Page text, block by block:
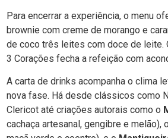
Para encerrar a experiência, o menu
brownie com creme de morango e
de coco três leites com doce de leite.
3 Corações fecha a refeição com
A carta de drinks acompanha o clima
nova fase. Há desde clássicos como
Clericot até criações autorais como o
cachaça artesanal, gengibre e melão), o